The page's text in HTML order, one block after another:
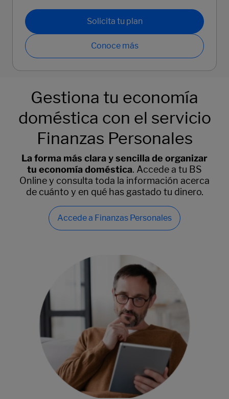
Solicita tu plan
Conoce más
Gestiona tu economía
doméstica con el servicio
Finanzas Personales
La forma más clara y sencilla de organizar
tu economía doméstica. Accede a tu BS
Online y consulta toda la información acerca
de cuánto y en qué has gastado tu dinero.
Accede a Finanzas Personales